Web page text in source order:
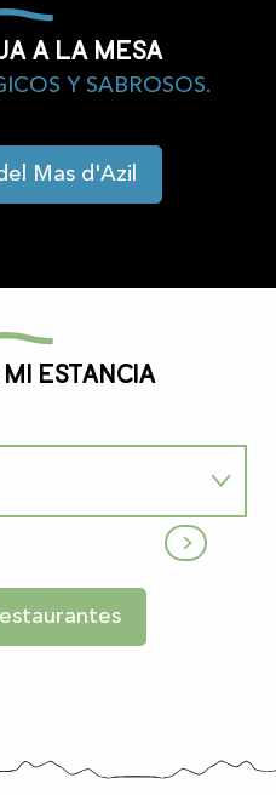
a la mesa
Y SABROSOS.
Mas d'Azil
estancia